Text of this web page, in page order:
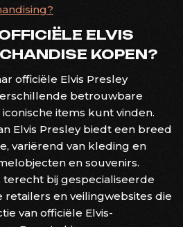
ELVIS
KOPEN?
officiële Elvis Presley
betrouwbare
items kunt vinden.
Elvis Presley biedt een breed
variërend van kleding en
en souvenirs.
bij gespecialiseerde
retailers en veilingwebsites die
van officiële Elvis-